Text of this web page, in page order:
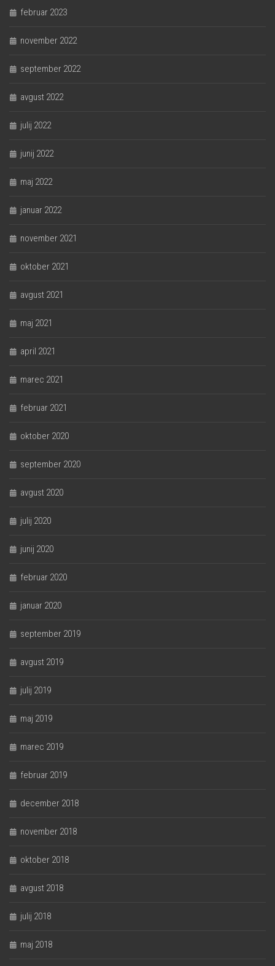
februar 2023
november 2022
september 2022
avgust 2022
julij 2022
junij 2022
maj 2022
januar 2022
november 2021
oktober 2021
avgust 2021
maj 2021
april 2021
marec 2021
februar 2021
oktober 2020
september 2020
avgust 2020
julij 2020
junij 2020
februar 2020
januar 2020
september 2019
avgust 2019
julij 2019
maj 2019
marec 2019
februar 2019
december 2018
november 2018
oktober 2018
avgust 2018
julij 2018
maj 2018